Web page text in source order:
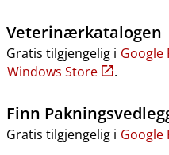
Veterinærkatalogen
Gratis tilgjengelig i Google
Windows Store
.
Finn
Gratis tilgjengelig i Google